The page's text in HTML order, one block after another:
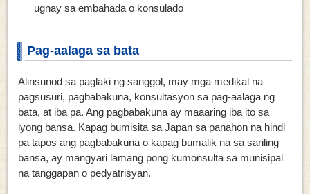
ugnay sa embahada o konsulado
Pag-aalaga sa bata
Alinsunod sa paglaki ng sanggol, may mga medikal na
pagsusuri, pagbabakuna, konsultasyon sa pag-aalaga ng
bata, at iba pa. Ang pagbabakuna ay maaaring iba ito sa
iyong bansa. Kapag bumisita sa Japan sa panahon na hindi
pa tapos ang pagbabakuna o kapag bumalik na sa sariling
bansa, ay mangyari lamang pong kumonsulta sa munisipal
na tanggapan o pedyatrisyan.